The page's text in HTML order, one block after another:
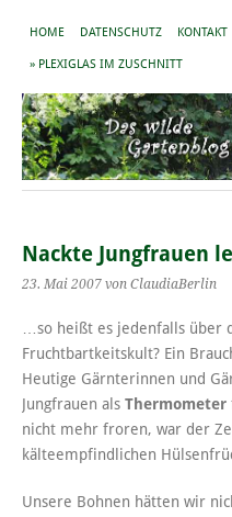
HOME DATENSCHUTZ KONTAKT
» PLEXIGLAS IM ZUSCHNITT
Nackte Jungfrauen
23. Mai 2007 von ClaudiaBerlin
…so heißt es jedenfalls über
Fruchtbartkeitskult? Ein
Heutige Gärnterinnen und
Jungfrauen als Thermometer
nicht mehr froren, war der
kälteempfindlichen
Unsere Bohnen hätten wir